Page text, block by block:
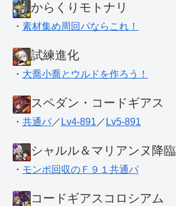
からくりモトナリ
・ 素材集め周回パならこれ！
試練進化
・ 大喬小喬とウルドを作ろう！
スペダン・コードギアス
・ 共通パ ／ Lv4-891 ／ Lv5-891
シャルル＆マリアンヌ降臨
・ モンポ回収のＦ９１共通パ
コードギアスコロシアム